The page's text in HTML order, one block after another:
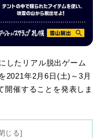
したリアル脱出ゲーム
2021年2月6日(土)～3月
開催することを発表しま